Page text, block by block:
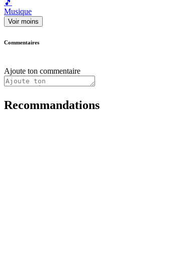
🎵
Musique
Voir moins
Commentaires
Ajoute ton commentaire
Recommandations